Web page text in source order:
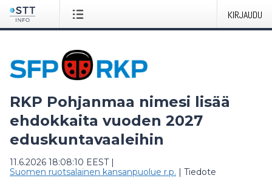
KIRJAUDU
RKP Pohjanmaa nimesi lisää
ehdokkaita vuoden 2027
eduskuntavaaleihin
11.6.2026 18:08:10 EEST|
Suomen ruotsalainen kansanpuolue r.p. | Tiedote